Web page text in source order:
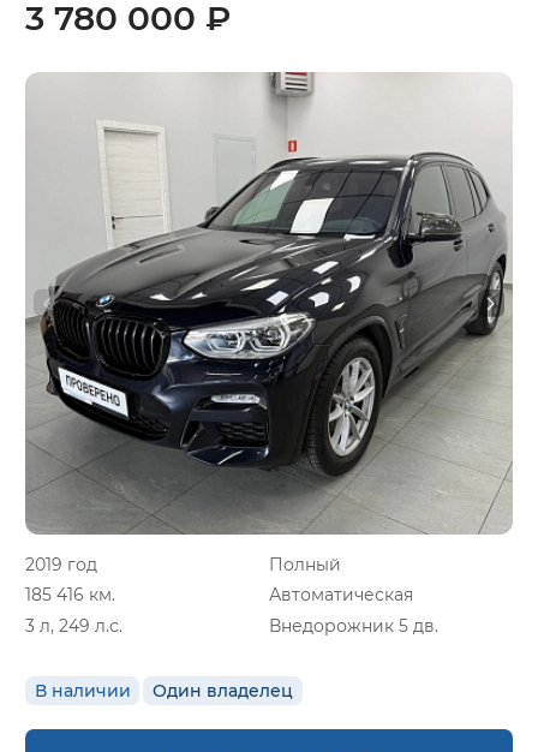
2019 год
Полный
185 416 км.
Автоматическая
3 л, 249 л.с.
Внедорожник 5 дв.
В наличии Один владелец
3 780 000 ₽